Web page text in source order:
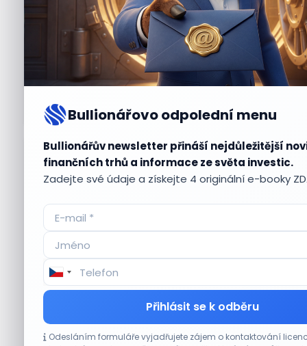
Bullionářovo odpolední menu
Bullionářův newsletter přináší nejdůležitější
finančních trhů a informace ze světa investic.
Zadejte své údaje a získejte 4 originální e-booky
Přihlásit se k odběru
Odesláním formuláře vyjadřujete zájem o kontaktování
Aktuálnípříležitosti
Výsledky společností jsou silné. Proč to